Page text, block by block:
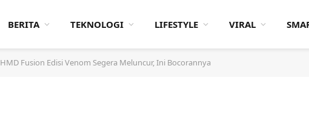
BERITA TEKNOLOGI LIFESTYLE VIRAL
HMD Fusion Edisi Venom Segera Meluncur, Ini Bocorannya